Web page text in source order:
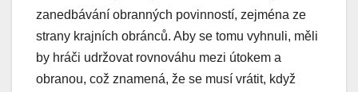
zanedbávání obranných povinností, zejména ze
strany krajních obránců. Aby se tomu vyhnuli, měli
by hráči udržovat rovnováhu mezi útokem a
obranou, což znamená, že se musí vrátit, když